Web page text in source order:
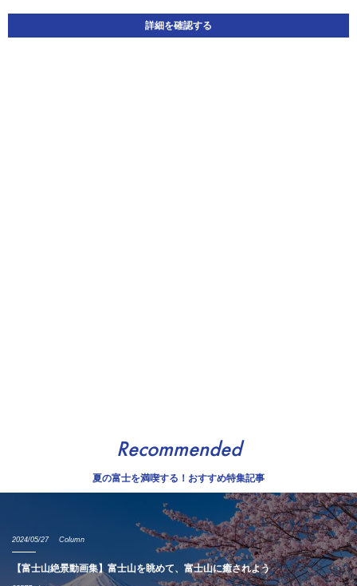
詳細を確認する
Recommended
夏の富士を満喫する！おすすめ特集記事
2024/05/27 Column
【富士山絶景動画集】富士山を眺めて、富士山に癒されよう